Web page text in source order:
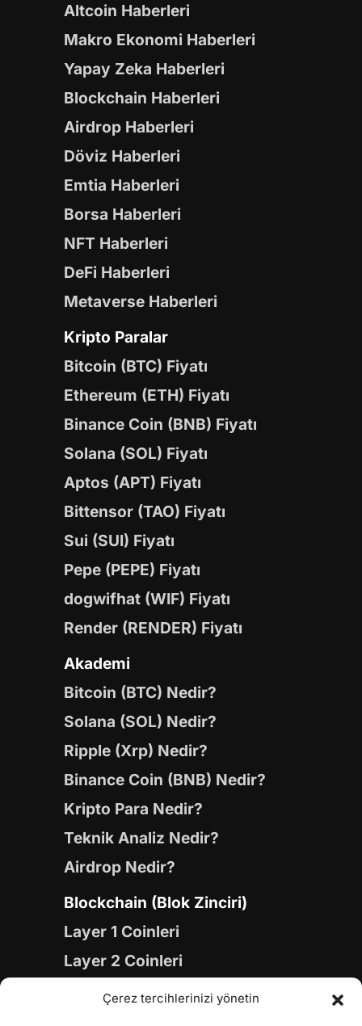
Çerez tercihlerinizi yönetin
Altcoin Haberleri
Makro Ekonomi Haberleri
Yapay Zeka Haberleri
Blockchain Haberleri
Airdrop Haberleri
Döviz Haberleri
Emtia Haberleri
Borsa Haberleri
NFT Haberleri
DeFi Haberleri
Metaverse Haberleri
Kripto Paralar
Bitcoin (BTC) Fiyatı
Ethereum (ETH) Fiyatı
Binance Coin (BNB) Fiyatı
Solana (SOL) Fiyatı
Aptos (APT) Fiyatı
Bittensor (TAO) Fiyatı
Sui (SUI) Fiyatı
Pepe (PEPE) Fiyatı
dogwifhat (WIF) Fiyatı
Render (RENDER) Fiyatı
Akademi
Bitcoin (BTC) Nedir?
Solana (SOL) Nedir?
Ripple (Xrp) Nedir?
Binance Coin (BNB) Nedir?
Kripto Para Nedir?
Teknik Analiz Nedir?
Airdrop Nedir?
Blockchain (Blok Zinciri)
Layer 1 Coinleri
Layer 2 Coinleri
Yapay Zeka (AI) Coinleri